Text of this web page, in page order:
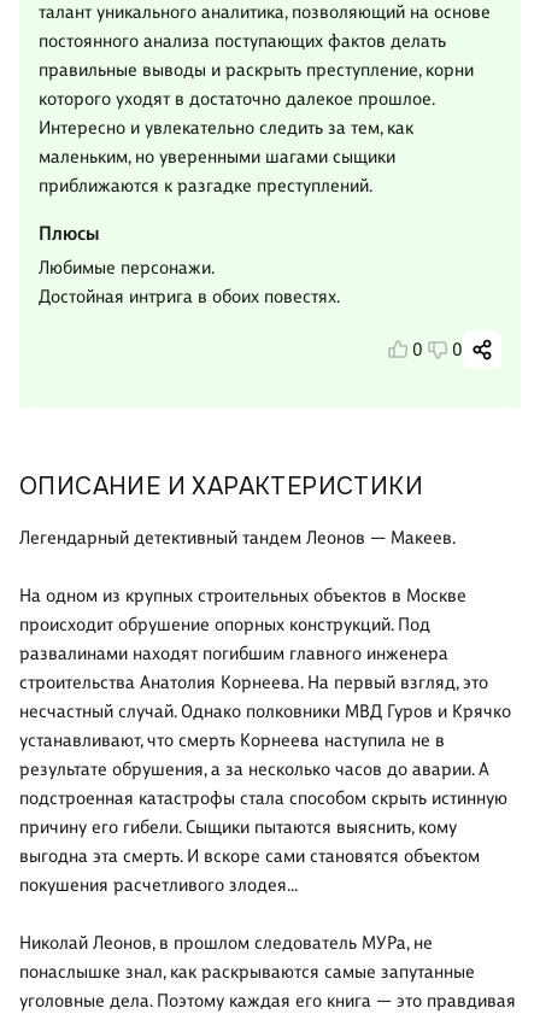
ОПИСАНИЕ И ХАРАКТЕРИСТИКИ
Легендарный детективный тандем Леонов — Макеев.
На одном из крупных строительных объектов в Москве
происходит обрушение опорных конструкций. Под
развалинами находят погибшим главного инженера
строительства Анатолия Корнеева. На первый взгляд, это
несчастный случай. Однако полковники МВД Гуров и Крячко
устанавливают, что смерть Корнеева наступила не в
результате обрушения, а за несколько часов до аварии. А
подстроенная катастрофы стала способом скрыть истинную
причину его гибели. Сыщики пытаются выяснить, кому
выгодна эта смерть. И вскоре сами становятся объектом
покушения расчетливого злодея…
Николай Леонов, в прошлом следователь МУРа, не
понаслышке знал, как раскрываются самые запутанные
уголовные дела. Поэтому каждая его книга — это правдивая
талант уникального аналитика, позволяющий на основе
постоянного анализа поступающих фактов делать
правильные выводы и раскрыть преступление, корни
которого уходят в достаточно далекое прошлое.
Интересно и увлекательно следить за тем, как
маленьким, но уверенными шагами сыщики
приближаются к разгадке преступлений.
Плюсы
Любимые персонажи.
Достойная интрига в обоих повестях.
0 0